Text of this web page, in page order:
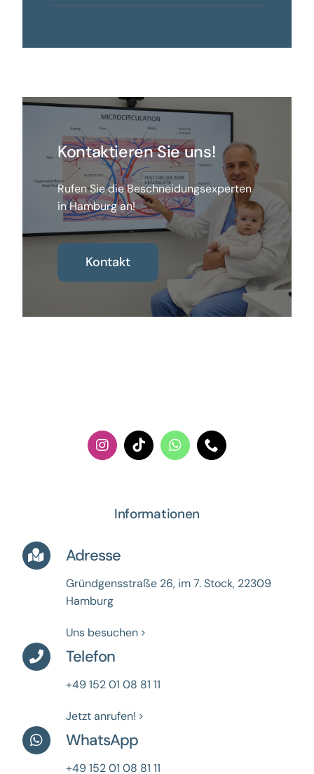
Kontaktieren Sie uns!
Rufen Sie die Beschneidungsexperten
in Hamburg an!
Kontakt
Informationen
Adresse
Gründgensstraße 26, im 7. Stock, 22309
Hamburg
Uns besuchen
Telefon
+49 152 01 08 81 11
Jetzt anrufen!
WhatsApp
+49 152 01 08 81 11